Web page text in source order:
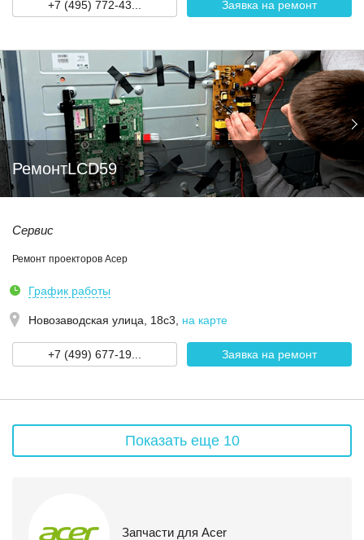
+7 (495) 772-43... Заявка на ремонт
РемонтLCD59
Сервис
Ремонт проекторов Асер
График работы
Новозаводская улица, 18с3 на карте
+7 (499) 677-19... Заявка на ремонт
Показать еще 10
Запчасти для Acer